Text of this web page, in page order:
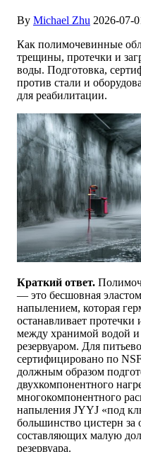
By Michael Zhu 2026-07-
Как полимочевинные
трещины, протечки и
воды. Подготовка,
против стали и
для реабилитации.
Краткий ответ.
— это бесшовная
напылением, которая
останавливает протечки
между хранимой водой
резервуаром. Для
сертифицировано по
должным образом
двухкомпонентного
многокомпонентного
напыления JYYJ «под
большинство цистерн за
составляющих малую
резервуара.